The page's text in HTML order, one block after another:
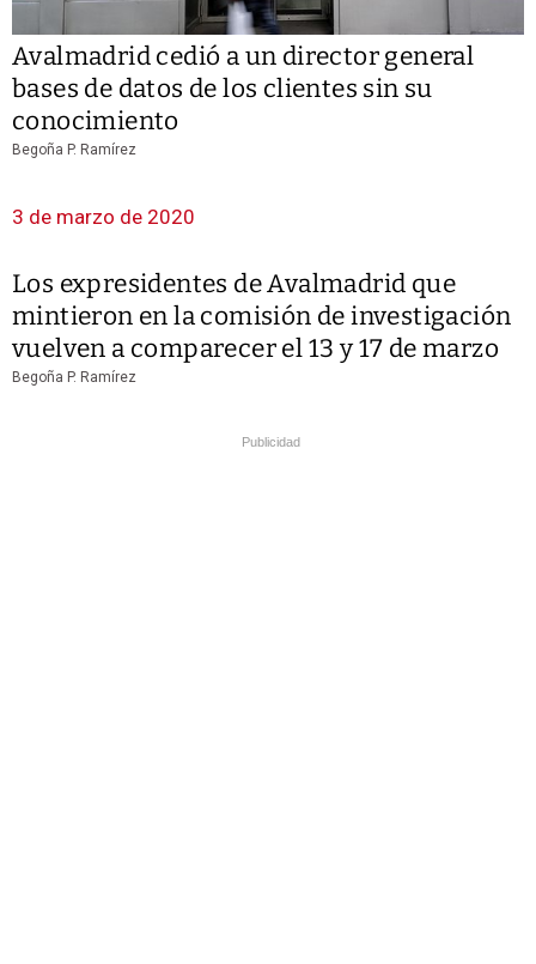
Avalmadrid cedió a un director general
bases de datos de los clientes sin su
conocimiento
Begoña P. Ramírez
3 de marzo de 2020
Los expresidentes de Avalmadrid que
mintieron en la comisión de investigación
vuelven a comparecer el 13 y 17 de marzo
Begoña P. Ramírez
Publicidad